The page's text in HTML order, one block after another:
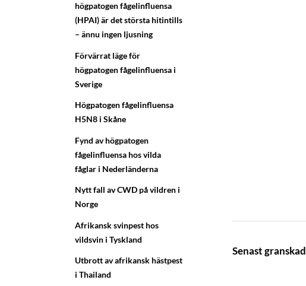
högpatogen fågelinfluensa
(HPAI) är det största hitintills
– ännu ingen ljusning
Förvärrat läge för
högpatogen fågelinfluensa i
Sverige
Högpatogen fågelinfluensa
H5N8 i Skåne
Fynd av högpatogen
fågelinfluensa hos vilda
fåglar i Nederländerna
Nytt fall av CWD på vildren i
Norge
Afrikansk svinpest hos
vildsvin i Tyskland
Utbrott av afrikansk hästpest
i Thailand
Senast granskad